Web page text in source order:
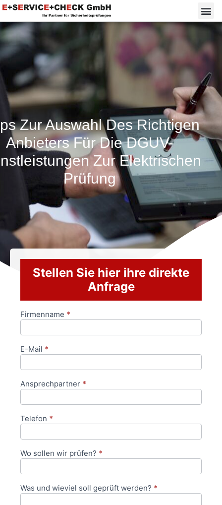
Zur Auswahl Des Richtigen
Anbieters Für Die DGUV-
Zur Elektrischen
Prüfung
Stellen Sie hier ihre direkte
Anfrage
Anfrageformular
Firmenname *
E-Mail *
Ansprechpartner *
Telefon *
Wo sollen wir prüfen? *
Was und wieviel soll geprüft werden? *